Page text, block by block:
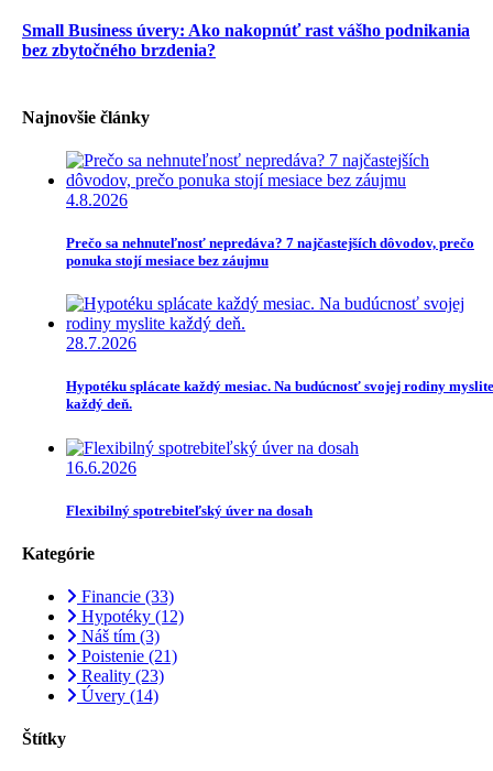
Small Business úvery: Ako nakopnúť rast vášho podnikania
bez zbytočného brzdenia?
Najnovšie články
4.8.2026
Prečo sa nehnuteľnosť nepredáva? 7 najčastejších dôvodov, prečo
ponuka stojí mesiace bez záujmu
28.7.2026
Hypotéku splácate každý mesiac. Na budúcnosť svojej rodiny myslite
každý deň.
16.6.2026
Flexibilný spotrebiteľský úver na dosah
Kategórie
Financie (33)
Hypotéky (12)
Náš tím (3)
Poistenie (21)
Reality (23)
Úvery (14)
Štítky